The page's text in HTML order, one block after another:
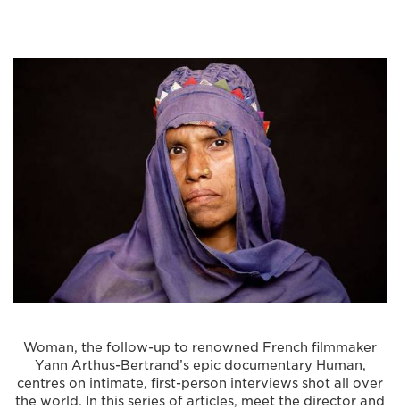
Woman, the follow-up to renowned French filmmaker
Yann Arthus-Bertrand’s epic documentary Human,
centres on intimate, first-person interviews shot all over
the world. In this series of articles, meet the director and